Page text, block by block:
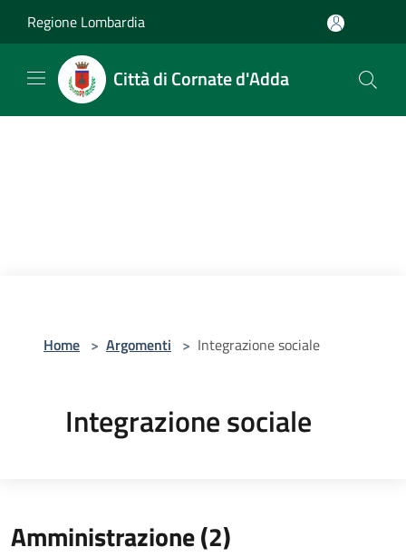
Regione Lombardia
Città di Cornate d'Adda
Home > Argomenti > Integrazione sociale
Integrazione sociale
Amministrazione (2)